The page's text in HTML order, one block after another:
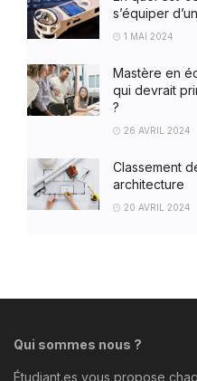
s’équiper
1 MAI 2024
Mastère en
qui devrait
?
26 AVRIL 2024
Classement
architecture
20 AVRIL 2024
Qui sommes nous ?
Étudiant.es vous propose